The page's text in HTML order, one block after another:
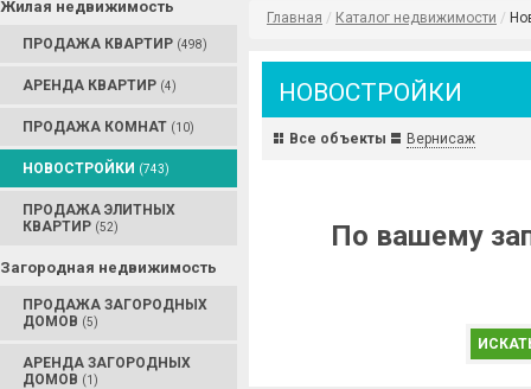
Жилая недвижимость
ПРОДАЖА КВАРТИР (498)
АРЕНДА КВАРТИР (4)
ПРОДАЖА КОМНАТ (10)
НОВОСТРОЙКИ (743)
ПРОДАЖА ЭЛИТНЫХ
КВАРТИР (52)
Загородная недвижимость
ПРОДАЖА ЗАГОРОДНЫХ
ДОМОВ (5)
АРЕНДА ЗАГОРОДНЫХ
ДОМОВ (1)
Главная / Каталог недвижимости /
НОВОСТРОЙКИ
Все объекты Вернисаж
По вашему